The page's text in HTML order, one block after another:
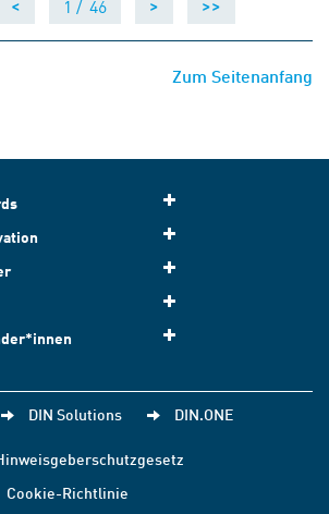
< 1 / 46 > >>
Zum Seitenanfang
DIN Solutions DIN.ONE
Cookie-Richtlinie